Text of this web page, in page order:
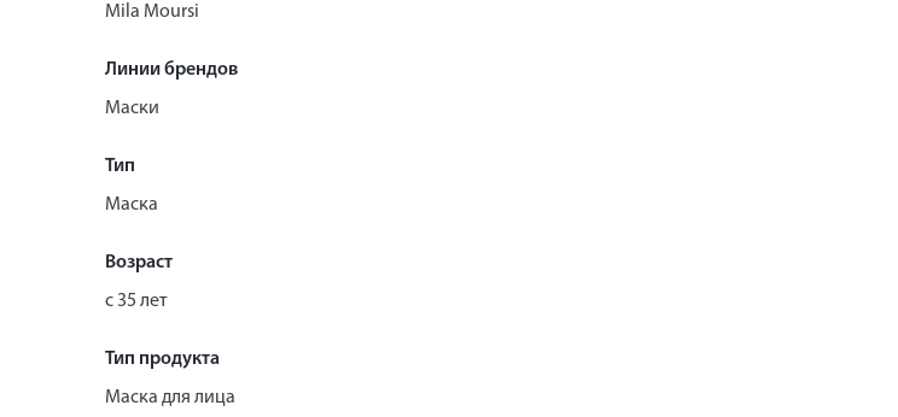
Mila Moursi
Линии брендов
Маски
Тип
Маска
Возраст
с 35 лет
Тип продукта
Маска для лица